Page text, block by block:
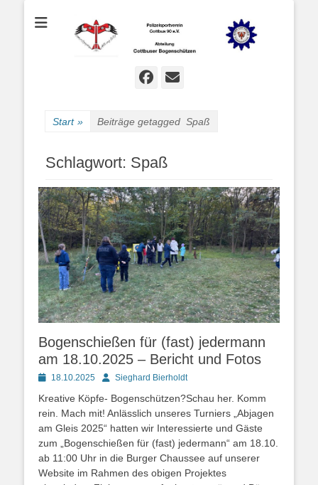
Cottbuser
Bogenschützen
Bogenschießen in Cottbus
Facebook
E-
Start » Beiträge getagged Spaß
Schlagwort: Spaß
Bogenschießen für (fast) jedermann
am 18.10.2025 – Bericht und Fotos
Posted18.10.2025 AutorSieghard Bierholdt
Kreative Köpfe- Bogenschützen?Schau her. Komm
rein. Mach mit! Anlässlich unseres Turniers „Abjagen
am Gleis 2025“ hatten wir Interessierte und Gäste
zum „Bogenschießen für (fast) jedermann“ am 18.10.
ab 11:00 Uhr in die Burger Chaussee auf unserer
Website im Rahmen des obigen Projektes